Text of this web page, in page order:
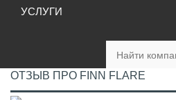
УСЛУГИ
ОТЗЫВ ПРО FINN FLARE